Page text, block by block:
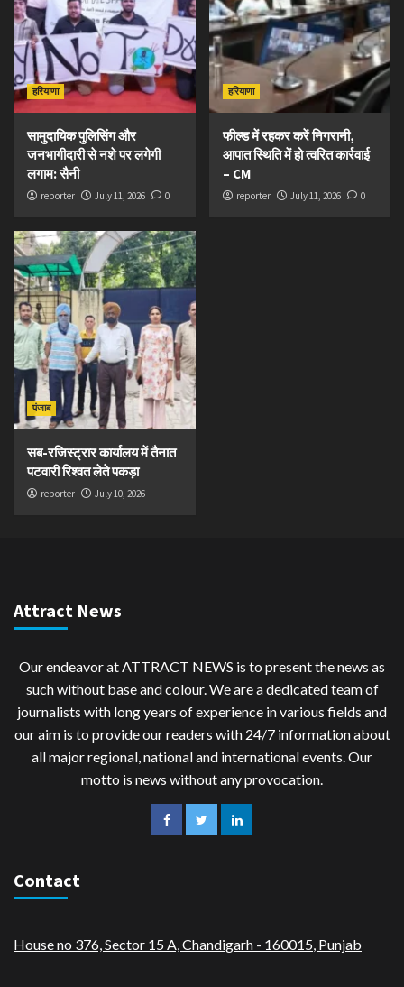
हरियाणा
सामुदायिक पुलिसिंग और
जनभागीदारी से नशे पर लगेगी
लगाम: सैनी
reporter July 11, 2026 0
हरियाणा
फील्ड में रहकर करें निगरानी,
आपात स्थिति में हो त्वरित कार्रवाई
– CM
reporter July 11, 2026 0
पंजाब
सब-रजिस्ट्रार कार्यालय में तैनात
पटवारी रिश्वत लेते पकड़ा
reporter July 10, 2026
Attract News
Our endeavor at ATTRACT NEWS is to present the news as
such without base and colour. We are a dedicated team of
journalists with long years of experience in various fields and
our aim is to provide our readers with 24/7 information about
all major regional, national and international events. Our
motto is news without any provocation.
Contact
House no 376, Sector 15 A, Chandigarh - 160015, Punjab